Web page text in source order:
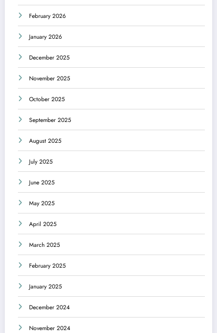
February 2026
January 2026
December 2025
November 2025
October 2025
September 2025
August 2025
July 2025
June 2025
May 2025
April 2025
March 2025
February 2025
January 2025
December 2024
November 2024